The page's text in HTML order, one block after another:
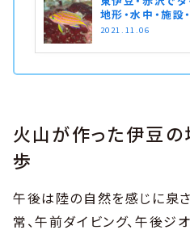
地形・水中・施設
2021.11.06
火山が作った伊豆の
歩
午後は陸の自然を感じに泉
常、午前ダイビング、午後ジ